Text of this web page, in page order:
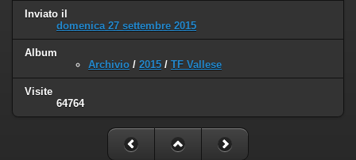
Inviato il
domenica 27 settembre 2015
Album
Archivio / 2015 / TF Vallese
Visite
64764